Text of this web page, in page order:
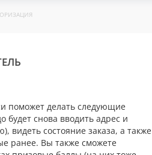
поможет делать следующие
будет снова вводить адрес и
видеть состояние заказа, а также
ранее. Вы также сможете